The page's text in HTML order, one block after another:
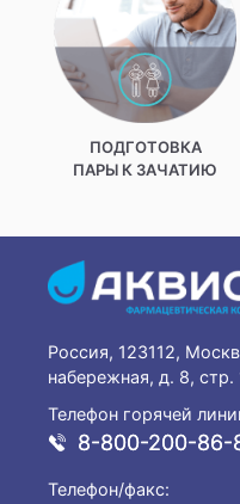
ПОДГОТОВКА
ПАРЫ К ЗАЧАТИЮ
Россия, 123112,
набережная, д. 8,
Телефон горячей
8-800-200-86-
Телефон/факс: